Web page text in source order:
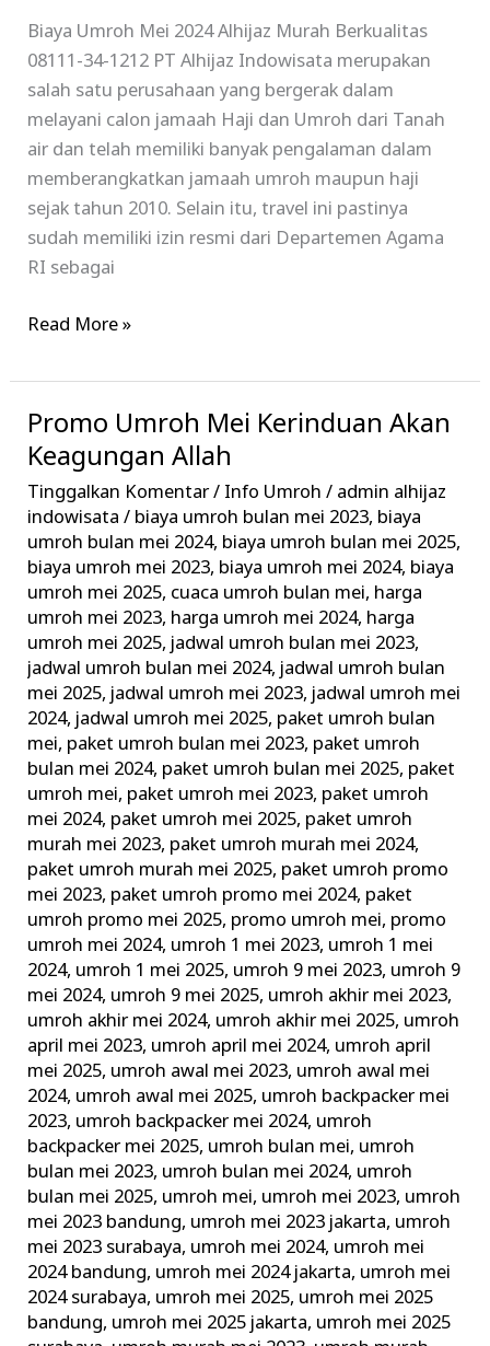
Biaya Umroh Mei 2024 Alhijaz Murah Berkualitas
08111-34-1212 PT Alhijaz Indowisata merupakan
salah satu perusahaan yang bergerak dalam
melayani calon jamaah Haji dan Umroh dari Tanah
air dan telah memiliki banyak pengalaman dalam
memberangkatkan jamaah umroh maupun haji
sejak tahun 2010. Selain itu, travel ini pastinya
sudah memiliki izin resmi dari Departemen Agama
RI sebagai
Read More »
Promo Umroh Mei Kerinduan Akan
Keagungan Allah
Tinggalkan Komentar/ Info Umroh / admin alhijaz
indowisata/ biaya umroh bulan mei 2023, biaya
umroh bulan mei 2024, biaya umroh bulan mei 2025,
biaya umroh mei 2023, biaya umroh mei 2024, biaya
umroh mei 2025, cuaca umroh bulan mei, harga
umroh mei 2023, harga umroh mei 2024, harga
umroh mei 2025, jadwal umroh bulan mei 2023,
jadwal umroh bulan mei 2024, jadwal umroh bulan
mei 2025, jadwal umroh mei 2023, jadwal umroh mei
2024, jadwal umroh mei 2025, paket umroh bulan
mei, paket umroh bulan mei 2023, paket umroh
bulan mei 2024, paket umroh bulan mei 2025, paket
umroh mei, paket umroh mei 2023, paket umroh
mei 2024, paket umroh mei 2025, paket umroh
murah mei 2023, paket umroh murah mei 2024,
paket umroh murah mei 2025, paket umroh promo
mei 2023, paket umroh promo mei 2024, paket
umroh promo mei 2025, promo umroh mei, promo
umroh mei 2024, umroh 1 mei 2023, umroh 1 mei
2024, umroh 1 mei 2025, umroh 9 mei 2023, umroh 9
mei 2024, umroh 9 mei 2025, umroh akhir mei 2023,
umroh akhir mei 2024, umroh akhir mei 2025, umroh
april mei 2023, umroh april mei 2024, umroh april
mei 2025, umroh awal mei 2023, umroh awal mei
2024, umroh awal mei 2025, umroh backpacker mei
2023, umroh backpacker mei 2024, umroh
backpacker mei 2025, umroh bulan mei, umroh
bulan mei 2023, umroh bulan mei 2024, umroh
bulan mei 2025, umroh mei, umroh mei 2023, umroh
mei 2023 bandung, umroh mei 2023 jakarta, umroh
mei 2023 surabaya, umroh mei 2024, umroh mei
2024 bandung, umroh mei 2024 jakarta, umroh mei
2024 surabaya, umroh mei 2025, umroh mei 2025
bandung, umroh mei 2025 jakarta, umroh mei 2025
Promo
Umroh
Mei
Kerinduan
Akan
Keagungan
Allah